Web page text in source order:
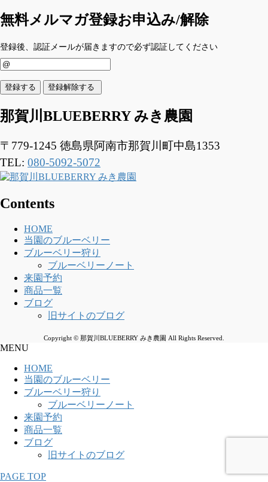
無料メルマガ登録お申込み/解除
登録後、認証メールが届きますので必ず認証してください
那賀川BLUEBERRY みき農園
〒779-1245 徳島県阿南市那賀川町中島1353
TEL: 080-5092-5072
Contents
HOME
当園のブルーベリー
ブルーベリー狩り
ブルーベリーノート
来園予約
商品一覧
ブログ
旧サイトのブログ
Copyright © 那賀川BLUEBERRY みき農園 All Rights Reserved.
MENU
HOME
当園のブルーベリー
ブルーベリー狩り
ブルーベリーノート
来園予約
商品一覧
ブログ
旧サイトのブログ
PAGE TOP